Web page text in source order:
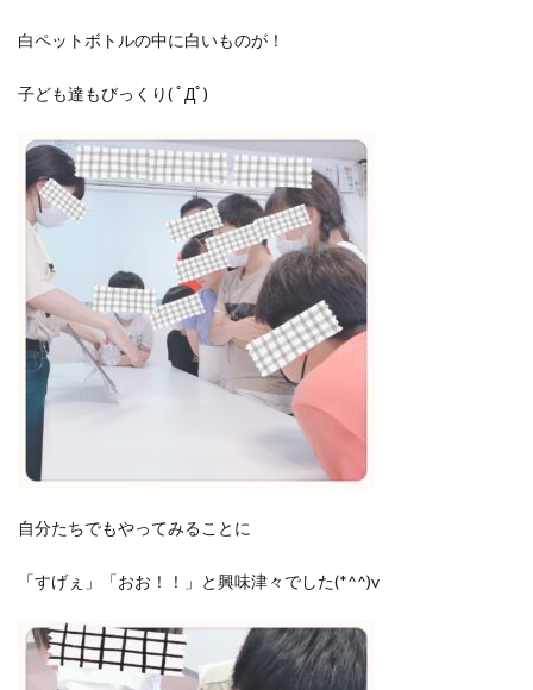
白ペットボトルの中に白いものが！
子ども達もびっくり( ﾟДﾟ)
自分たちでもやってみることに
「すげぇ」「おお！！」と興味津々でした(*^^)v